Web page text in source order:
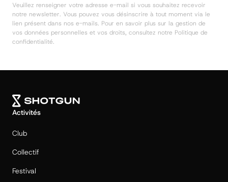
Veuillez renseigner votre adresse e-mail si vous souhaitez recevoir
notre newsletter. Vous pouvez vous désinscrire à tout moment via le
lien présent dans nos e-mails. Pour en savoir plus sur la gestion de
vos données personnelles et vos droits, consultez notre Politique de
confidentialité.
Activités
Club
Collectif
Festival